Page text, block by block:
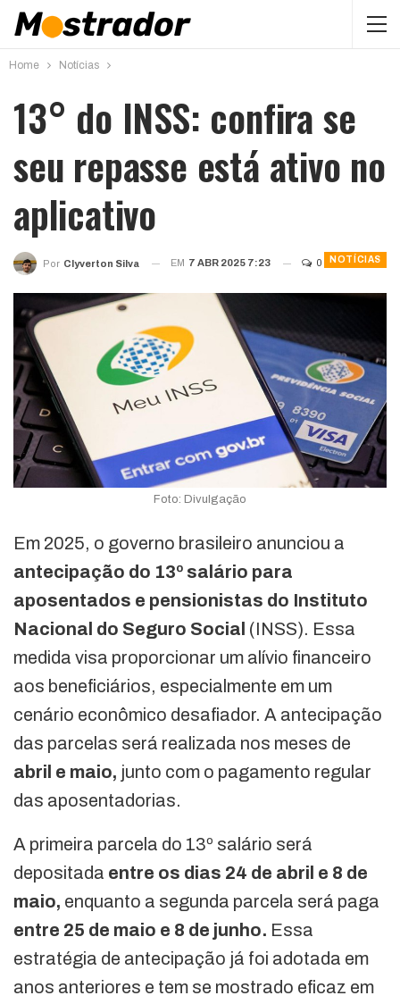
Home Notícias
13° do INSS: confira se
seu repasse está ativo no
aplicativo
NOTÍCIAS
Por Clyverton Silva EM 7 ABR 2025 7:23 0
Foto: Divulgação
Em 2025, o governo brasileiro anunciou a
antecipação do 13º salário para
aposentados e pensionistas do Instituto
Nacional do Seguro Social (INSS). Essa
medida visa proporcionar um alívio financeiro
aos beneficiários, especialmente em um
cenário econômico desafiador. A antecipação
das parcelas será realizada nos meses de
abril e maio, junto com o pagamento regular
das aposentadorias.
A primeira parcela do 13º salário será
depositada entre os dias 24 de abril e 8 de
maio, enquanto a segunda parcela será paga
entre 25 de maio e 8 de junho. Essa
estratégia de antecipação já foi adotada em
anos anteriores e tem se mostrado eficaz em